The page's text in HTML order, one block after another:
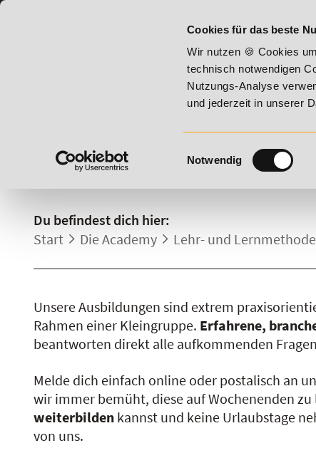
Cookies für das beste
Wir nutzen 🍪 Cookies
technisch notwendigen
Nutzungs-Analyse
und jederzeit in unserer
Einwilligungsauswahl
Notwendig
20% Rabatt bis 17. August 2026 -
AUSBILDUNGEN VOR ORT.
Du befindest dich hier:
Start
Die Academy Lehr- und
Unsere Ausbildungen sind extrem
Rahmen einer Kleingruppe. Erfahrene,
beantworten direkt alle aufkommenden
Melde dich einfach online oder postalisch an
wir immer bemüht, diese auf Wochenenden
weiterbilden kannst und keine Urlaubstage
von uns.